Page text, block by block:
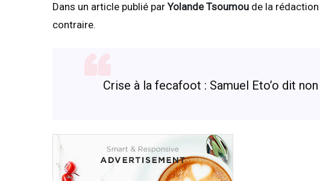
Dans un article publié parYolande Tsoumou de la
contraire.
Crise à la fecafoot : Samuel Eto’o dit